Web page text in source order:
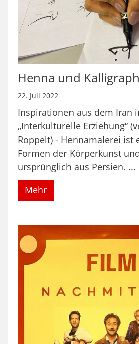
Henna und
22. Juli 2022
Inspirationen aus dem Iran
„Interkulturelle Erziehung“
Roppelt) - Hennamalerei ist
Formen der Körperkunst
ursprünglich aus Persien. ...
Mehr